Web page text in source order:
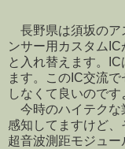
長野県は須坂のア
ンサー用カスタム
と入れ替えます。
ます。このIC交流
しなくて良いのです
今時のハイテクな
感知してますけど、
超音波測距モジュ